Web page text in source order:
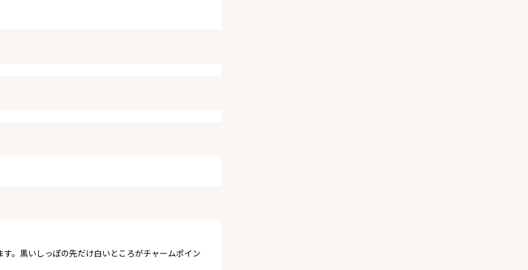
。黒いしっぽの先だけ白いところがチャームポイン